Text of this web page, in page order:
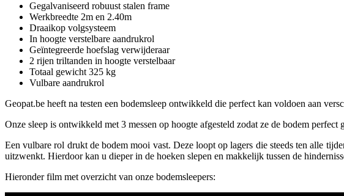
Gegalvaniseerd robuust stalen frame
Werkbreedte 2m en 2.40m
Draaikop volgsysteem
In hoogte verstelbare aandrukrol
Geïntegreerde hoefslag verwijderaar
2 rijen triltanden in hoogte verstelbaar
Totaal gewicht 325 kg
Vulbare aandrukrol
Geopat.be heeft na testen een bodemsleep ontwikkeld die perfect kan voldoen aan
Onze sleep is ontwikkeld met 3 messen op hoogte afgesteld zodat ze de bodem
Een vulbare rol drukt de bodem mooi vast. Deze loopt op lagers die steeds ten alle
uitzwenkt. Hierdoor kan u dieper in de hoeken slepen en makkelijk tussen de
Hieronder film met overzicht van onze bodemsleepers: